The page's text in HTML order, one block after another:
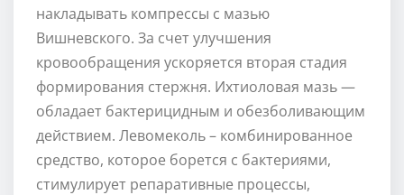
накладывать компрессы с мазью
Вишневского. За счет улучшения
кровообращения ускоряется вторая стадия
формирования стержня. Ихтиоловая мазь —
обладает бактерицидным и обезболивающим
действием. Левомеколь – комбинированное
средство, которое борется с бактериями,
стимулирует репаративные процессы,